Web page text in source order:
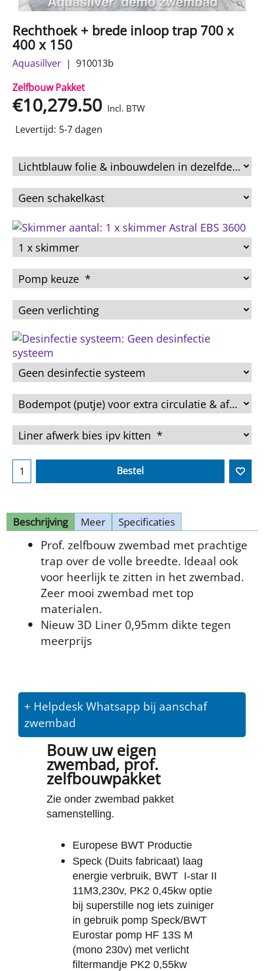
Rechthoek + brede inloop trap 700 x
400 x 150
Aquasillver
910013b
Zelfbouw Pakket
€10,279.50 Incl. BTW
Levertijd: 5-7 dagen
Bestel
Beschrijving Meer Specificaties
Prof. zelfbouw zwembad met prachtige
trap over de volle breedte. Ideaal ook
voor heerlijk te zitten in het zwembad.
Zeer mooi zwembad met top
materialen.
Nieuw 3D Liner 0,95mm dikte tegen
meerprijs
+ Helpdesk Whatsapp bij aanschaf
zwembad
Bouw uw eigen
zwembad, prof.
zelfbouwpakket
Zie onder zwembad pakket
samenstelling.
Europese BWT Productie
Speck (Duits fabricaat) laag
energie verbruik, BWT I-star II
11M3,230v, PK2 0,45kw optie
bij superstille nog iets zuiniger
in gebruik pomp Speck/BWT
Eurostar pomp HF 13S M
(mono 230v) met verlicht
filtermandje PK2 0,55kw